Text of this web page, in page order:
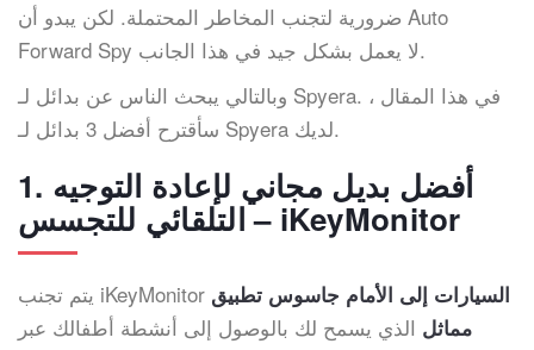
ضرورية لتجنب المخاطر المحتملة. لكن يبدو أن Auto
Forward Spy لا يعمل بشكل جيد في هذا الجانب.
وبالتالي يبحث الناس عن بدائل لـ Spyera. في هذا المقال ،
سأقترح أفضل 3 بدائل لـ Spyera لديك.
1. أفضل بديل مجاني لإعادة التوجيه
التلقائي للتجسس – iKeyMonitor
يتم تجنب iKeyMonitor
مماثل الذي يسمح لك بالوصول إلى أنشطة أطفالك عبر